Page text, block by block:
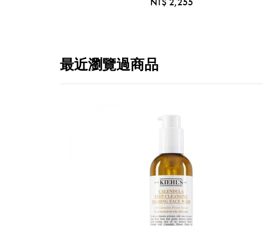
最近瀏覽過商品